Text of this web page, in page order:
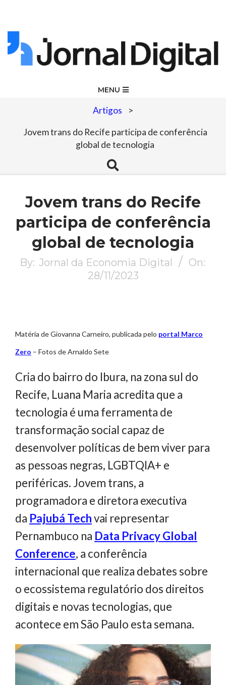
Skip
to
Jornal
Digital
MENU
Artigos >
Jovem trans do Recife participa de conferência
global de tecnologia
Search
Jovem trans do Recife
participa de conferência
global de tecnologia
By: Jornal da Economia Digital
On:
28/11/2023
Matéria de Giovanna Carneiro, publicada pelo portal Marco
Zero – Fotos de Arnaldo Sete
Cria do bairro do Ibura, na zona sul do
Recife, Luana Maria acredita que a
tecnologia é uma ferramenta de
transformação social capaz de
desenvolver políticas de bem viver para
as pessoas negras, LGBTQIA+ e
periféricas. Jovem trans, a
programadora e diretora executiva
da Pajubá Techvai representar
Pernambuco na Data Privacy Global
Conference, a conferência
internacional que realiza debates sobre
o ecossistema regulatório dos direitos
digitais e novas tecnologias, que
acontece em São Paulo esta semana.